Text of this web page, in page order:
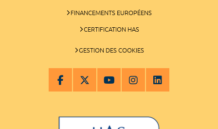
FINANCEMENTS EUROPÉENS
CERTIFICATION HAS
GESTION DES COOKIES